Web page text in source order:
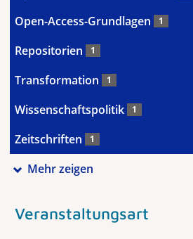
Open-Access-Grundlagen 1
Repositorien 1
Transformation 1
Wissenschaftspolitik 1
Zeitschriften 1
Mehr zeigen
Veranstaltungsart